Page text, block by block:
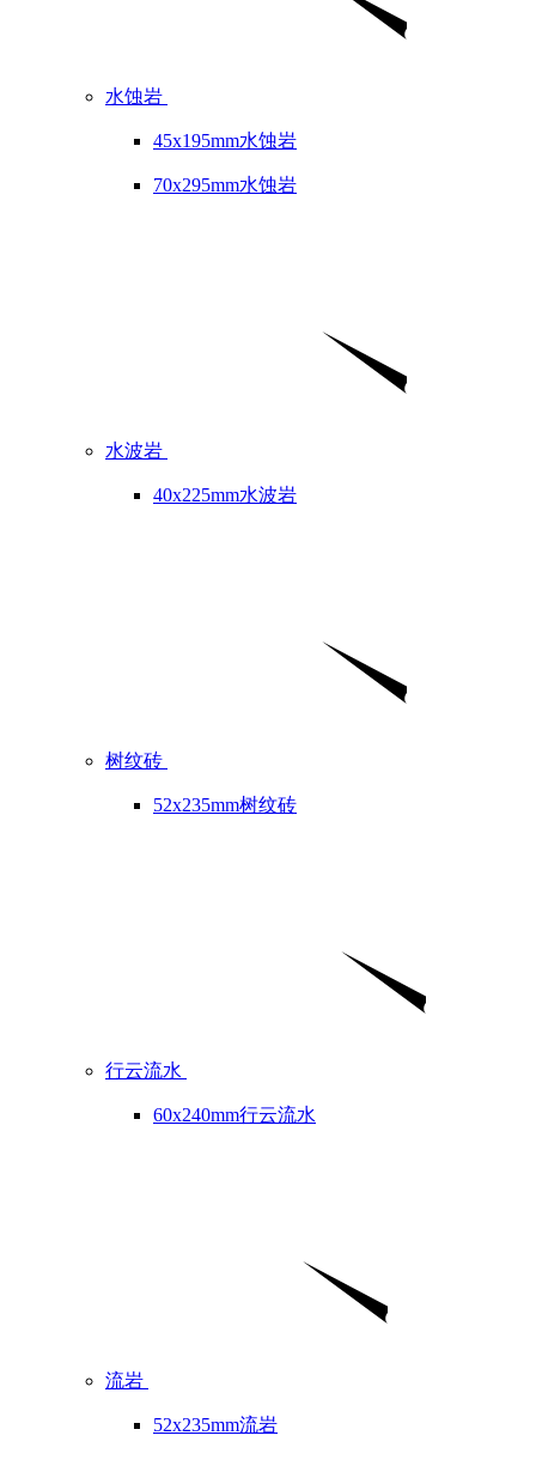
水蚀岩
45x195mm水蚀岩
70x295mm水蚀岩
水波岩
40x225mm水波岩
树纹砖
52x235mm树纹砖
行云流水
60x240mm行云流水
流岩
52x235mm流岩